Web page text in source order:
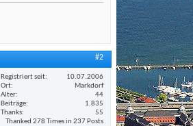
#2
Registriert seit
10.07.2006
Ort
Markdorf
Alter
44
Beiträge
1.835
Thanks
55
Thanked 278 Times in 237 Posts